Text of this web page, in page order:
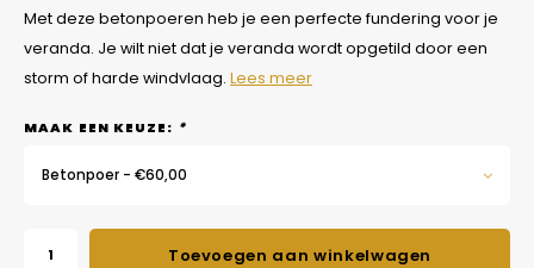
Met deze betonpoeren heb je een perfecte fundering voor je
veranda. Je wilt niet dat je veranda wordt opgetild door een
storm of harde windvlaag. Lees meer
MAAK EEN KEUZE: *
Betonpoer - €60,00
Toevoegen aan winkelwagen